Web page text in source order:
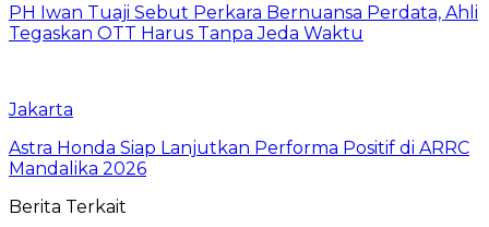
PH Iwan Tuaji Sebut Perkara Bernuansa Perdata, Ahli
Tegaskan OTT Harus Tanpa Jeda Waktu
Jakarta
Astra Honda Siap Lanjutkan Performa Positif di ARRC
Mandalika 2026
Berita Terkait